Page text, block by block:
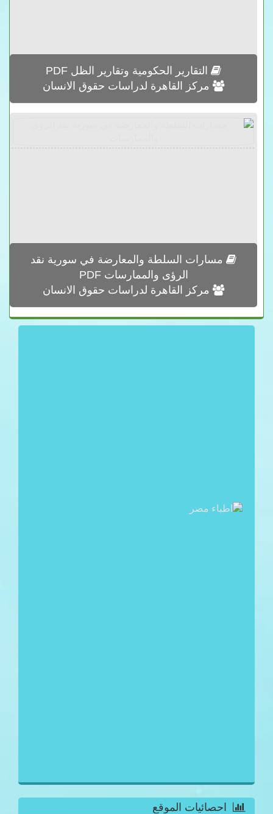
التقارير الحكومية وتقارير الظل PDF
مركز القاهرة لدراسات حقوق الانسان
مسارات السلطة والمعارضة في سورية نقد
الرؤى والممارسات PDF
مركز القاهرة لدراسات حقوق الانسان
احصائيات الموقع